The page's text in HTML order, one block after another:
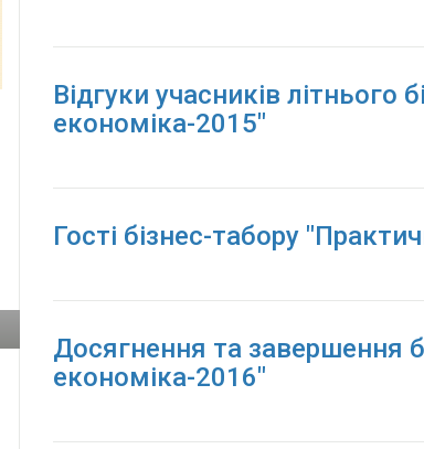
Відгуки учасників літнього
економіка-2015"
Гості бізнес-табору
Досягнення та завершення
економіка-2016"